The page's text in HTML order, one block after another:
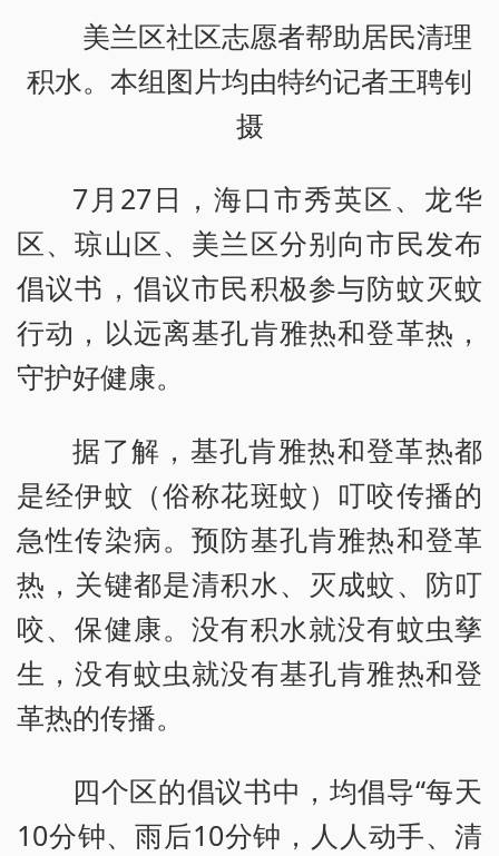
美兰区社区志愿者帮助居民清理
积水。本组图片均由特约记者王聘钊
摄
7月27日，海口市秀英区、龙华
区、琼山区、美兰区分别向市民发布
倡议书，倡议市民积极参与防蚊灭蚊
行动，以远离基孔肯雅热和登革热，
守护好健康。
据了解，基孔肯雅热和登革热都
是经伊蚊（俗称花斑蚊）叮咬传播的
急性传染病。预防基孔肯雅热和登革
热，关键都是清积水、灭成蚊、防叮
咬、保健康。没有积水就没有蚊虫孳
生，没有蚊虫就没有基孔肯雅热和登
革热的传播。
四个区的倡议书中，均倡导“每天
10分钟、雨后10分钟，人人动手、清